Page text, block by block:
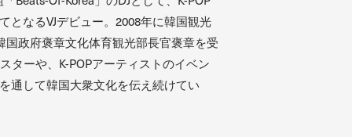
となるVJデビュー。2008年に韓国観光
政府褒章文化体育観光部長官褒章を受
ターや、K-POPアーティストのイベン
通して韓国大衆文化を伝え続けてい